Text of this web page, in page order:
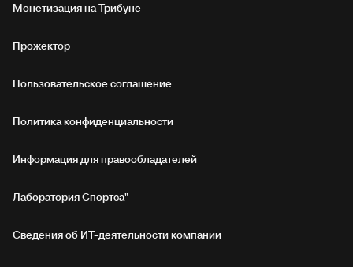
Монетизация на Трибуне
Прожектор
Пользовательское соглашение
Политика конфиденциальности
Информация для правообладателей
Лаборатория Спортса"
Сведения об ИТ‑деятельности компании